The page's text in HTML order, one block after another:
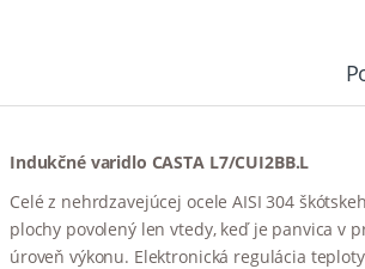
Indukčné varidlo CASTA L7/CUI2BB.L
Celé z nehrdzavejúcej ocele AISI 304
plochy povolený len vtedy, keď je panvica v
úroveň výkonu. Elektronická regulácia